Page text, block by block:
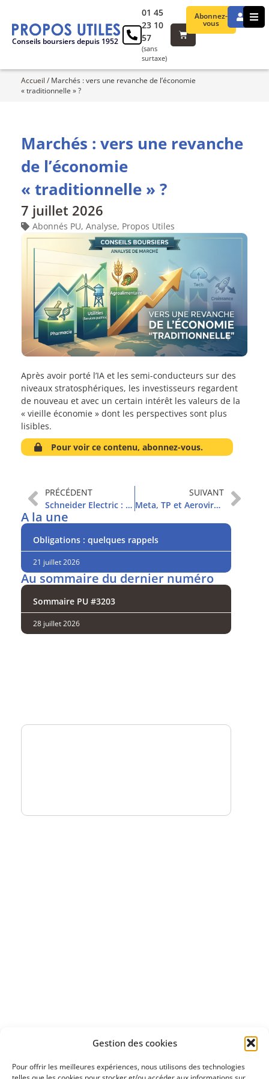
Gestion des cookies
Pour offrir les meilleures expériences, nous utilisons des technologies
Conseils boursiers depuis 1952
Abonnez-
vous
01 45
23 10
57
(sans
surtaxe)
Accueil / Marchés : vers une revanche de l’économie
« traditionnelle » ?
Marchés : vers une revanche
de l’économie
« traditionnelle » ?
7 juillet 2026
Abonnés PU, Analyse, Propos Utiles
Après avoir porté l’IA et les semi-conducteurs sur des
niveaux stratosphériques, les investisseurs regardent
de nouveau et avec un certain intérêt les valeurs de la
« vieille économie » dont les perspectives sont plus
lisibles.
Pour voir ce contenu, abonnez-vous.
PRÉCÉDENT
Schneider Electric : une acquisition stratégique, mais…
SUIVANT
Meta, TP et Aerovironment
A la une
Obligations : quelques rappels
21 juillet 2026
Au sommaire du dernier numéro
Sommaire PU #3203
28 juillet 2026
Découvrez